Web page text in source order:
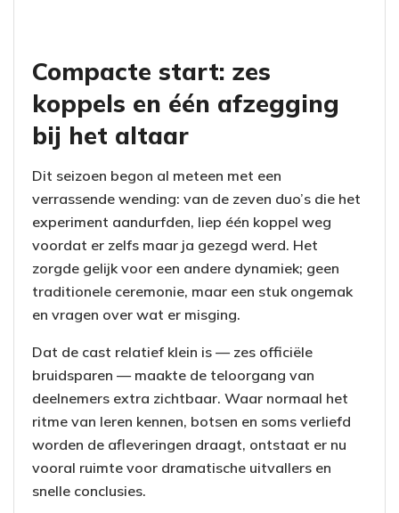
Compacte start: zes
koppels en één afzegging
bij het altaar
Dit seizoen begon al meteen met een
verrassende wending: van de zeven duo’s die het
experiment aandurfden, liep één koppel weg
voordat er zelfs maar ja gezegd werd. Het
zorgde gelijk voor een andere dynamiek; geen
traditionele ceremonie, maar een stuk ongemak
en vragen over wat er misging.
Dat de cast relatief klein is — zes officiële
bruidsparen — maakte de teloorgang van
deelnemers extra zichtbaar. Waar normaal het
ritme van leren kennen, botsen en soms verliefd
worden de afleveringen draagt, ontstaat er nu
vooral ruimte voor dramatische uitvallers en
snelle conclusies.